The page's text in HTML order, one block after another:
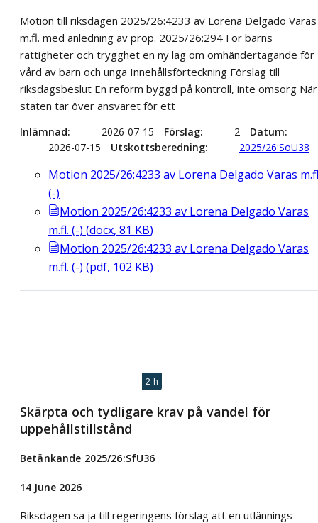
Motion till riksdagen 2025/26:4233 av Lorena Delgado Varas
m.fl. med anledning av prop. 2025/26:294 För barns
rättigheter och trygghet en ny lag om omhändertagande för
vård av barn och unga Innehållsförteckning Förslag till
riksdagsbeslut En reform byggd på kontroll, inte omsorg När
staten tar över ansvaret för ett
Inlämnad 2026-07-15 Förslag 2
Datum
2026-07-15
Utskottsberedning 2025/26:SoU38
Motion 2025/26:4233 av Lorena Delgado Varas
(-)
Motion 2025/26:4233 av Lorena Delgado Varas
m.fl. (-) (docx, 81 KB)
Motion 2025/26:4233 av Lorena Delgado Varas
m.fl. (-) (pdf, 102 KB)
2 h
Skärpta och tydligare krav på vandel för
uppehållstillstånd
Betänkande 2025/26:SfU36
14 June 2026
Riksdagen sa ja till regeringens förslag att en utlännings